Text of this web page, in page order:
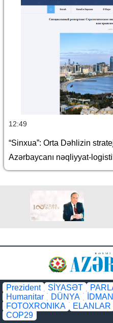
12:49
“Sinxua”: Orta Dəhlizin
Azərbaycanı nəqliyyat-
Prezident SİYASƏT
Humanitar
DÜNYA İDMAN
FOTOXRONIKA
ELANLAR
COP29